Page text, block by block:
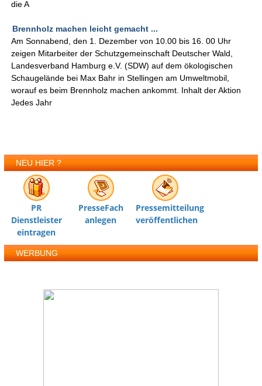
die A
Brennholz machen leicht gemacht ...
Am Sonnabend, den 1. Dezember von 10.00 bis 16. 00 Uhr
zeigen Mitarbeiter der Schutzgemeinschaft Deutscher Wald,
Landesverband Hamburg e.V. (SDW) auf dem ökologischen
Schaugelände bei Max Bahr in Stellingen am Umweltmobil,
worauf es beim Brennholz machen ankommt. Inhalt der Aktion
Jedes Jahr
NEU HIER ?
PR
Dienstleister
eintragen
PresseFach
anlegen
Pressemitteilung
veröffentlichen
WERBUNG